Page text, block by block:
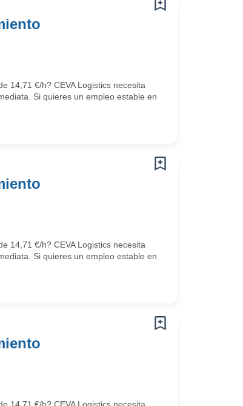
14,71 €/h? CEVA Logistics necesita
Si quieres un empleo estable en
14,71 €/h? CEVA Logistics necesita
Si quieres un empleo estable en